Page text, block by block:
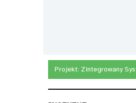
Projekt: Zintegrowany